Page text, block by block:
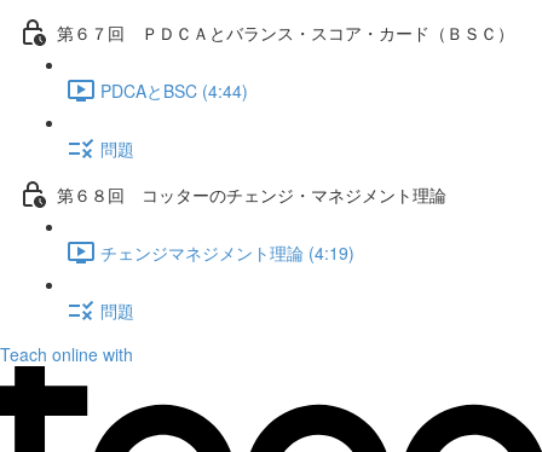
第６７回 ＰＤＣＡとバランス・スコア・カード（ＢＳＣ）
PDCAとBSC (4:44)
問題
第６８回 コッターのチェンジ・マネジメント理論
チェンジマネジメント理論 (4:19)
問題
Teach online with